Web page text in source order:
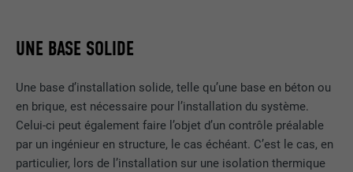
UNE BASE SOLIDE
Une base d’installation solide, telle qu’une base en béton ou
en brique, est nécessaire pour l’installation du système.
Celui-ci peut également faire l’objet d’un contrôle préalable
par un ingénieur en structure, le cas échéant. C’est le cas, en
particulier, lors de l’installation sur une isolation thermique